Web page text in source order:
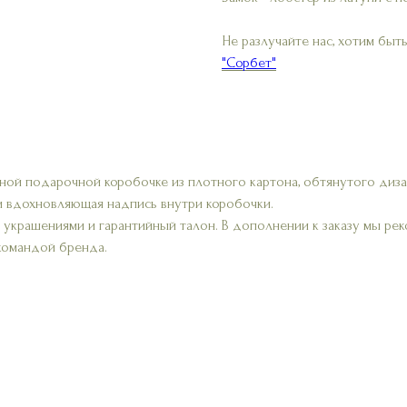
Не разлучайте нас, хотим
"Сорбет"
подарочной коробочке из плотного картона, обтянутого
вдохновляющая надпись внутри коробочки.
и гарантийный талон. В дополнении к заказу мы
бренда.